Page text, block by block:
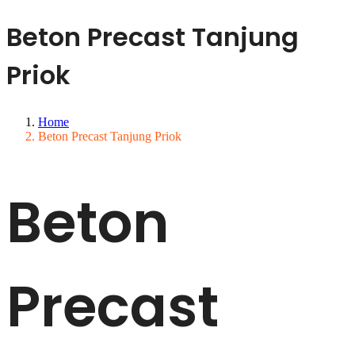
Beton Precast Tanjung
Priok
Home
Beton Precast Tanjung Priok
Beton
Precast